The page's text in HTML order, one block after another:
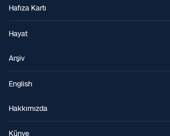
Hafıza Kartı
Hayat
Arşiv
English
Hakkımızda
Künye